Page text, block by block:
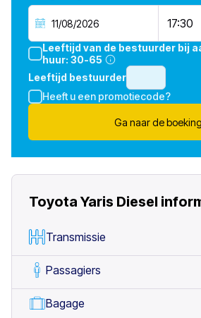
17:30
Leeftijd van de bestuurder bij
huur: 30-65
Leeftijd bestuurder
Heeft u een promotiecode?
Ga naar de boeking
Toyota Yaris Diesel
Transmissie
Passagiers
Bagage